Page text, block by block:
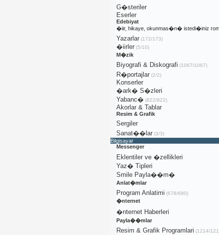
G�steriler
Eserler
Edebiyat
�iir, hikaye, okunmas�n� istedi�iniz
Yazarlar(172/173)
�iirler(5/10)
M�zik
Biyografi & Diskografi (1067/1067)
R�portajlar(2/2)
Konserler
�ark� S�zleri
Yabanc�(822/822)
Akorlar & Tablar
Resim & Grafik
Sergiler
Sanat��lar(3/3)
Bilgisayar
Messenger
Eklentiler ve �zellikleri
Yaz� Tipleri
Smile Payla��m�
Anlat�mlar
Program Anlatimi (678/680)
�nternet
�nternet Haberleri
Payla��mlar
Resim & Grafik Programlari (1214/